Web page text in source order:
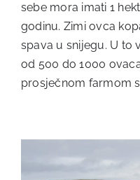
sebe mora imati 1
godinu. Zimi ovca
spava u snijegu. U to
od 500 do 1000
prosječnom farmom